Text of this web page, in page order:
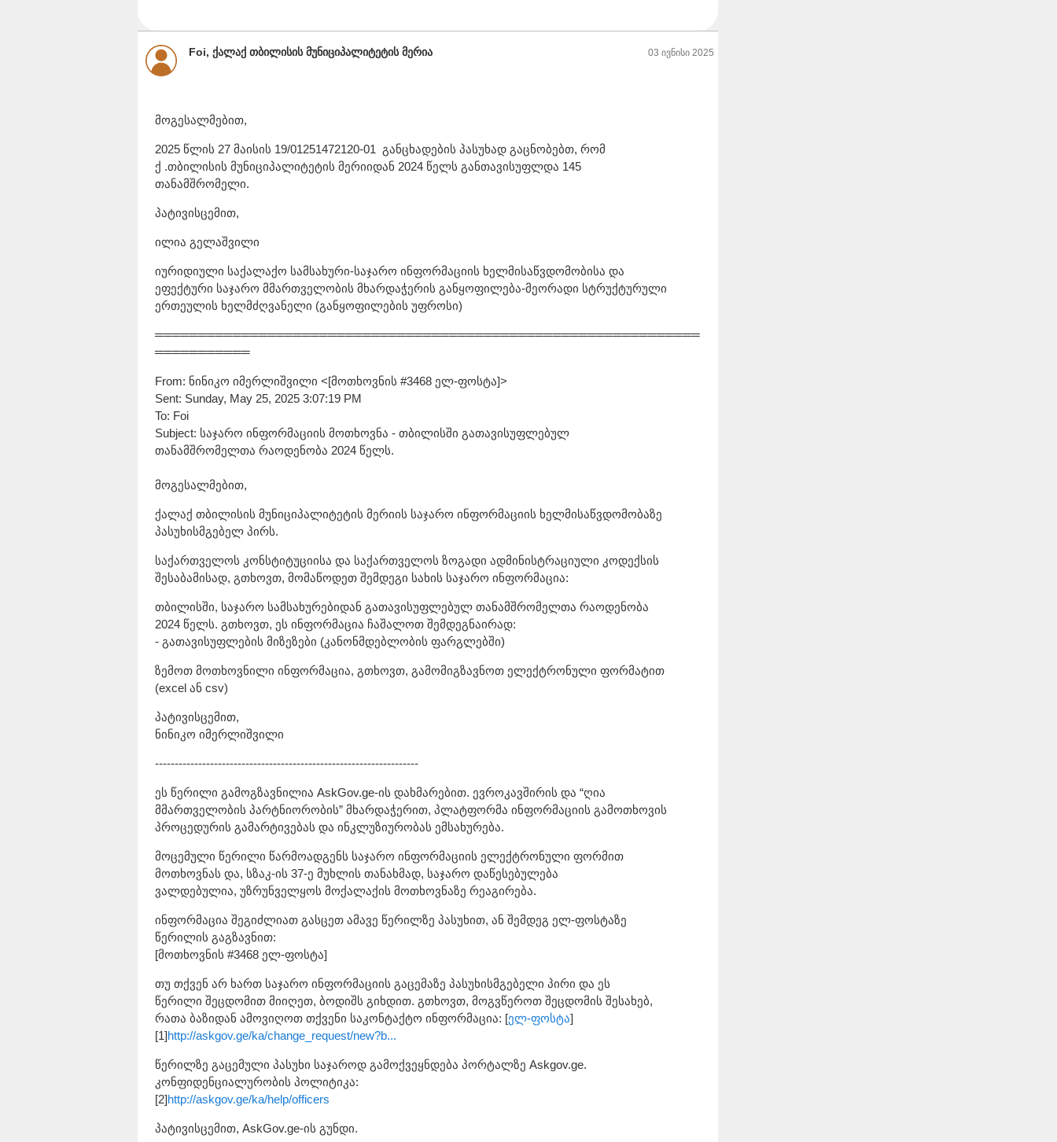
Foi, ქალაქ თბილისის მუნიციპალიტეტის მერია 03 ივნისი 2025
მოგესალმებით,
2025 წლის 27 მაისის 19/01251472120-01 განცხადების პასუხად გაცნობებთ, რომ
ქ .თბილისის მუნიციპალიტეტის მერიიდან 2024 წელს განთავისუფლდა 145
თანამშრომელი.
პატივისცემით,
ილია გელაშვილი
იურიდიული საქალაქო სამსახური-საჯარო ინფორმაციის ხელმისაწვდომობისა და
ეფექტური საჯარო მმართველობის მხარდაჭერის განყოფილება-მეორადი სტრუქტურული
ერთეულის ხელმძღვანელი (განყოფილების უფროსი)
═══════════════════════════════════════════════════════════════
═══════════
From: ნინიკო იმერლიშვილი <[მოთხოვნის #3468 ელ-ფოსტა]>
Sent: Sunday, May 25, 2025 3:07:19 PM
To: Foi
Subject: საჯარო ინფორმაციის მოთხოვნა - თბილისში გათავისუფლებულ
თანამშრომელთა რაოდენობა 2024 წელს.
მოგესალმებით,
ქალაქ თბილისის მუნიციპალიტეტის მერიის საჯარო ინფორმაციის ხელმისაწვდომობაზე
პასუხისმგებელ პირს.
საქართველოს კონსტიტუციისა და საქართველოს ზოგადი ადმინისტრაციული კოდექსის
შესაბამისად, გთხოვთ, მომაწოდეთ შემდეგი სახის საჯარო ინფორმაცია:
თბილისში, საჯარო სამსახურებიდან გათავისუფლებულ თანამშრომელთა რაოდენობა
2024 წელს. გთხოვთ, ეს ინფორმაცია ჩაშალოთ შემდეგნაირად:
- გათავისუფლების მიზეზები (კანონმდებლობის ფარგლებში)
ზემოთ მოთხოვნილი ინფორმაცია, გთხოვთ, გამომიგზავნოთ ელექტრონული ფორმატით
(excel ან csv)
პატივისცემით,
ნინიკო იმერლიშვილი
-------------------------------------------------------------------
ეს წერილი გამოგზავნილია AskGov.ge-ის დახმარებით. ევროკავშირის და “ღია
მმართველობის პარტნიორობის” მხარდაჭერით, პლატფორმა ინფორმაციის გამოთხოვის
პროცედურის გამარტივებას და ინკლუზიურობას ემსახურება.
მოცემული წერილი წარმოადგენს საჯარო ინფორმაციის ელექტრონული ფორმით
მოთხოვნას და, სზაკ-ის 37-ე მუხლის თანახმად, საჯარო დაწესებულება
ვალდებულია, უზრუნველყოს მოქალაქის მოთხოვნაზე რეაგირება.
ინფორმაცია შეგიძლიათ გასცეთ ამავე წერილზე პასუხით, ან შემდეგ ელ-ფოსტაზე
წერილის გაგზავნით:
[მოთხოვნის #3468 ელ-ფოსტა]
თუ თქვენ არ ხართ საჯარო ინფორმაციის გაცემაზე პასუხისმგებელი პირი და ეს
წერილი შეცდომით მიიღეთ, ბოდიშს გიხდით. გთხოვთ, მოგვწეროთ შეცდომის შესახებ,
რათა ბაზიდან ამოვიღოთ თქვენი საკონტაქტო ინფორმაცია: [ელ-ფოსტა]
[1]http://askgov.ge/ka/change_request/new?b...
წერილზე გაცემული პასუხი საჯაროდ გამოქვეყნდება პორტალზე Askgov.ge.
კონფიდენციალურობის პოლიტიკა:
[2]http://askgov.ge/ka/help/officers
პატივისცემით, AskGov.ge-ის გუნდი.